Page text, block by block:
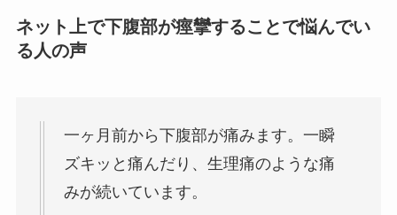
ネット上で下腹部が痙攣することで悩んでい
る人の声
一ヶ月前から下腹部が痛みます。一瞬
ズキッと痛んだり、生理痛のような痛
みが続いています。